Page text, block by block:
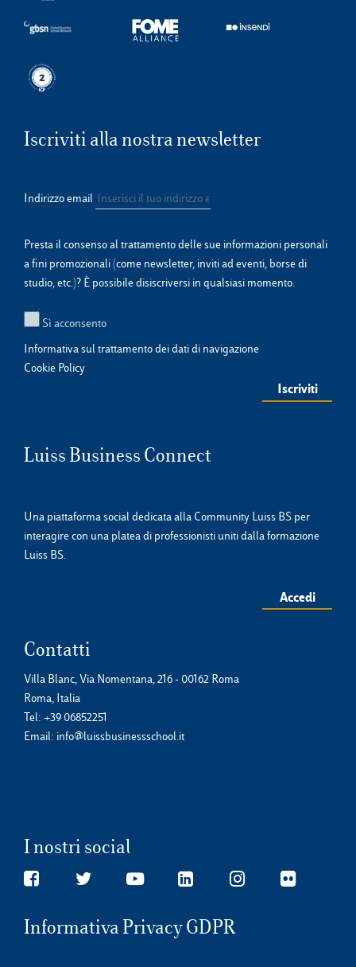
Iscriviti alla nostra newsletter
Indirizzo email
Presta il consenso al trattamento delle sue informazioni personali
a fini promozionali (come newsletter, inviti ad eventi, borse di
studio, etc.)? È possibile disiscriversi in qualsiasi momento.
Sì acconsento
Informativa sul trattamento dei dati di navigazione
Cookie Policy
Luiss Business Connect
Una piattaforma social dedicata alla Community Luiss BS per
interagire con una platea di professionisti uniti dalla formazione
Luiss BS.
Accedi
Contatti
Villa Blanc, Via Nomentana, 216 - 00162 Roma
Roma, Italia
Tel: +39 06852251
Email: info@luissbusinessschool.it
I nostri social
Informativa Privacy GDPR